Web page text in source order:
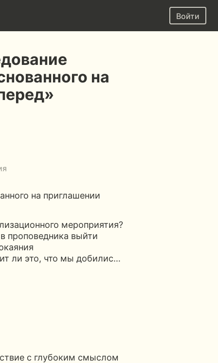
Войти
на
на приглашении
мероприятия?
проповедника выйти
ли это, что мы добилис…
с глубоким смыслом